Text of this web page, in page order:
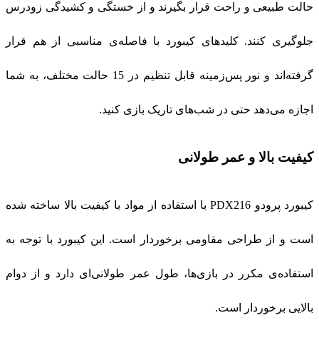
حالت طبیعی و راحت قرار بگیرند و از خستگی و کشیدگی زودرس
جلوگیری کنند. کلیدهای کیبورد با فاصله‌ی مناسبی از هم قرار
گرفته‌اند و نور پس‌زمینه قابل تنظیم در 15 حالت مختلف، به شما
اجازه می‌دهد حتی در شب‌های تاریک بازی کنید.
کیفیت بالا و عمر طولانی
کیبورد پرودو PDX216 با استفاده از مواد با کیفیت بالا ساخته شده
است و از طراحی مقاومی برخوردار است. این کیبورد با توجه به
استفاده‌ی مکرر در بازی‌ها، طول عمر طولانی‌ای دارد و از دوام
بالایی برخوردار است.